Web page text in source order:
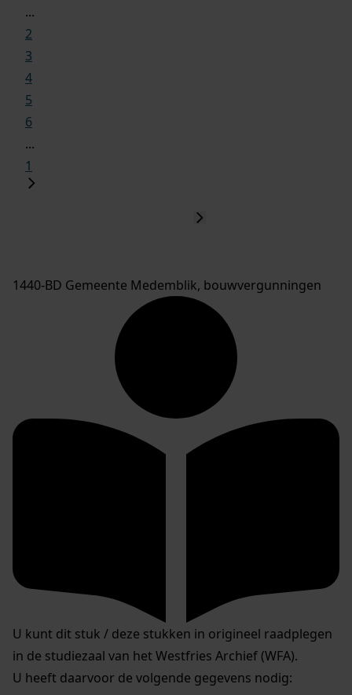
...
2
3
4
5
6
...
1
1440-BD Gemeente Medemblik, bouwvergunningen
U kunt dit stuk / deze stukken in origineel raadplegen
in de studiezaal van het Westfries Archief (WFA).
U heeft daarvoor de volgende gegevens nodig: